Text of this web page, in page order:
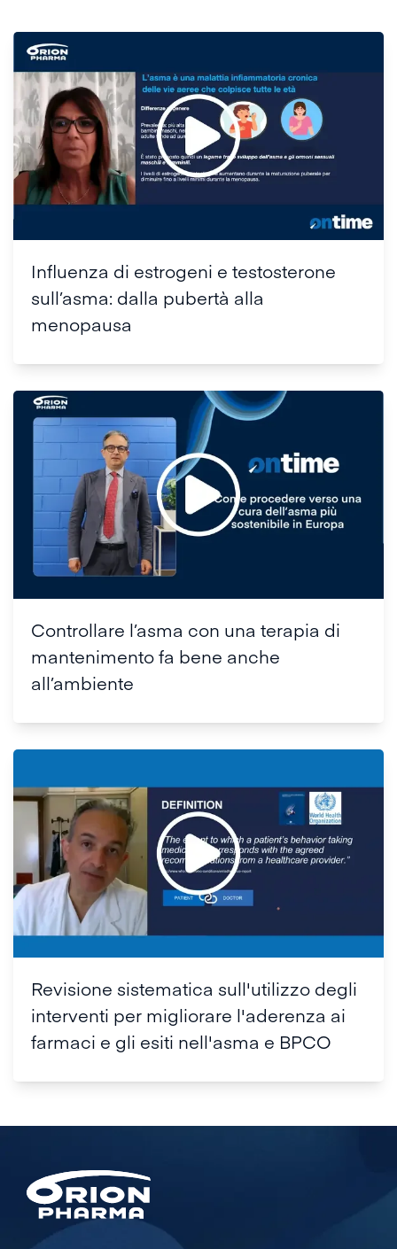
Influenza di estrogeni e testosterone
sull’asma: dalla pubertà alla
menopausa
Controllare l’asma con una terapia di
mantenimento fa bene anche
all’ambiente
Revisione sistematica sull'utilizzo degli
interventi per migliorare l'aderenza ai
farmaci e gli esiti nell'asma e BPCO